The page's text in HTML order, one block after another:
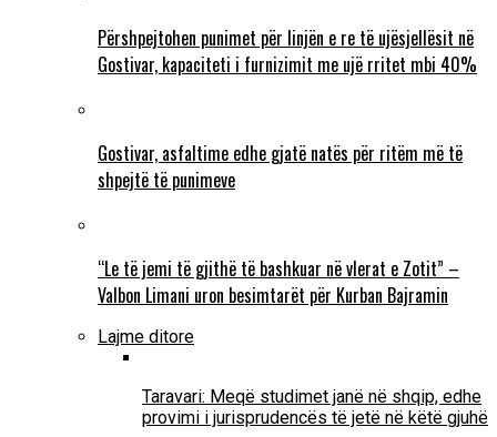
Përshpejtohen punimet për linjën e re të ujësjellësit në
Gostivar, kapaciteti i furnizimit me ujë rritet mbi 40%
Gostivar, asfaltime edhe gjatë natës për ritëm më të
shpejtë të punimeve
“Le të jemi të gjithë të bashkuar në vlerat e Zotit” –
Valbon Limani uron besimtarët për Kurban Bajramin
Lajme ditore
Taravari: Meqë studimet janë në shqip, edhe
provimi i jurisprudencës të jetë në këtë gjuhë